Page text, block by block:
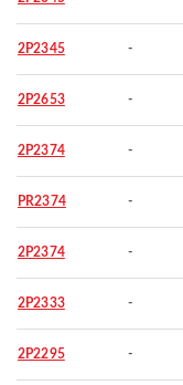
2P2345 -
2P2653 -
2P2374 -
PR2374 -
2P2374 -
2P2333 -
2P2295 -